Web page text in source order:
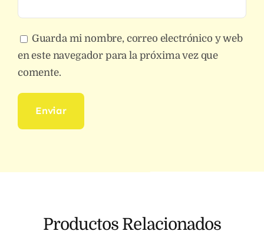
Guarda mi nombre, correo electrónico y web
en este navegador para la próxima vez que
comente.
Productos Relacionados